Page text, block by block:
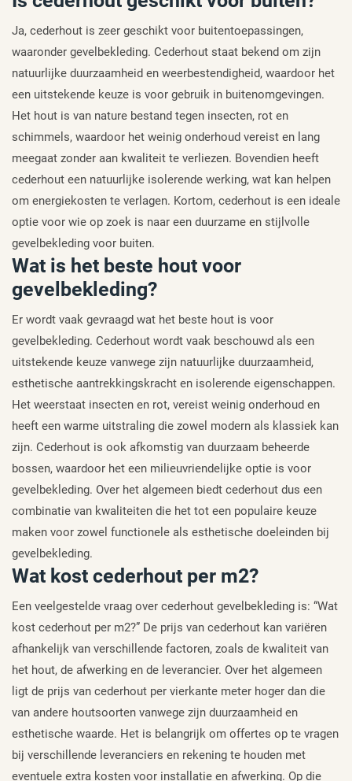
Ja, cederhout is zeer geschikt voor buitentoepassingen,
waaronder gevelbekleding. Cederhout staat bekend om zijn
natuurlijke duurzaamheid en weerbestendigheid, waardoor het
een uitstekende keuze is voor gebruik in buitenomgevingen.
Het hout is van nature bestand tegen insecten, rot en
schimmels, waardoor het weinig onderhoud vereist en lang
meegaat zonder aan kwaliteit te verliezen. Bovendien heeft
cederhout een natuurlijke isolerende werking, wat kan helpen
om energiekosten te verlagen. Kortom, cederhout is een ideale
optie voor wie op zoek is naar een duurzame en stijlvolle
gevelbekleding voor buiten.
Wat is het beste hout voor
gevelbekleding?
Er wordt vaak gevraagd wat het beste hout is voor
gevelbekleding. Cederhout wordt vaak beschouwd als een
uitstekende keuze vanwege zijn natuurlijke duurzaamheid,
esthetische aantrekkingskracht en isolerende eigenschappen.
Het weerstaat insecten en rot, vereist weinig onderhoud en
heeft een warme uitstraling die zowel modern als klassiek kan
zijn. Cederhout is ook afkomstig van duurzaam beheerde
bossen, waardoor het een milieuvriendelijke optie is voor
gevelbekleding. Over het algemeen biedt cederhout dus een
combinatie van kwaliteiten die het tot een populaire keuze
maken voor zowel functionele als esthetische doeleinden bij
gevelbekleding.
Wat kost cederhout per m2?
Een veelgestelde vraag over cederhout gevelbekleding is: “Wat
kost cederhout per m2?” De prijs van cederhout kan variëren
afhankelijk van verschillende factoren, zoals de kwaliteit van
het hout, de afwerking en de leverancier. Over het algemeen
ligt de prijs van cederhout per vierkante meter hoger dan die
van andere houtsoorten vanwege zijn duurzaamheid en
esthetische waarde. Het is belangrijk om offertes op te vragen
bij verschillende leveranciers en rekening te houden met
eventuele extra kosten voor installatie en afwerking. Op die